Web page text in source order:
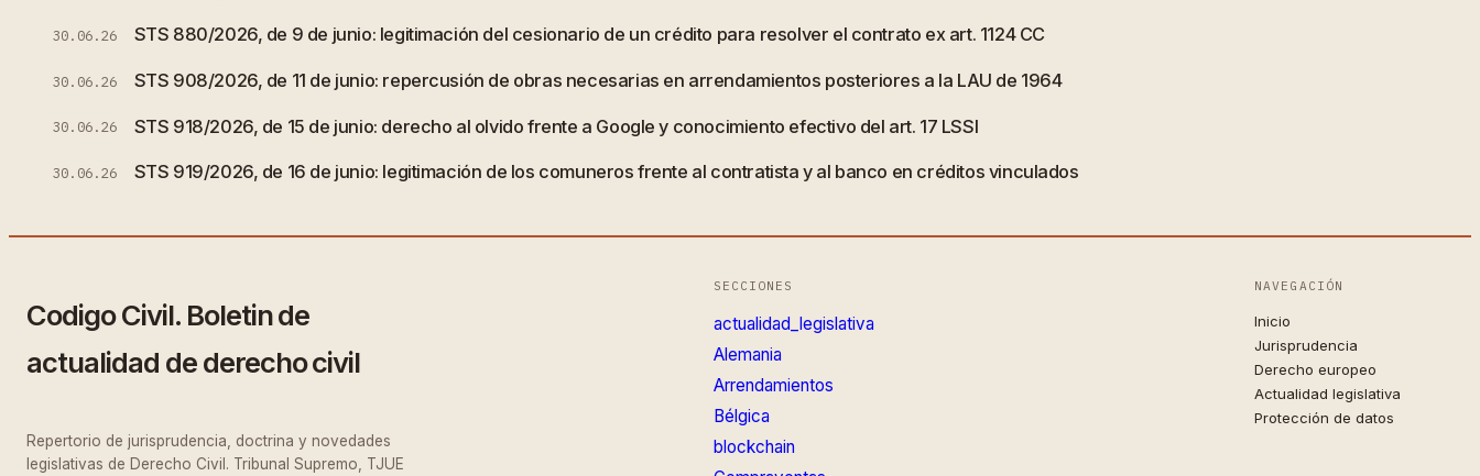
30.06.26 STS 880/2026, de 9 de junio: legitimación del cesionario de un crédito para resolver el contrato ex art. 1124 CC
30.06.26 STS 908/2026, de 11 de junio: repercusión de obras necesarias en arrendamientos posteriores a la LAU de 1964
30.06.26 STS 918/2026, de 15 de junio: derecho al olvido frente a Google y conocimiento efectivo del art. 17 LSSI
30.06.26 STS 919/2026, de 16 de junio: legitimación de los comuneros frente al contratista y al banco en créditos vinculados
Codigo Civil. Boletin de
actualidad de derecho civil
Repertorio de jurisprudencia, doctrina y novedades
legislativas de Derecho Civil. Tribunal Supremo, TJUE
SECCIONES
actualidad_legislativa
Alemania
Arrendamientos
Bélgica
blockchain
NAVEGACIÓN
Inicio
Jurisprudencia
Derecho europeo
Actualidad legislativa
Protección de datos